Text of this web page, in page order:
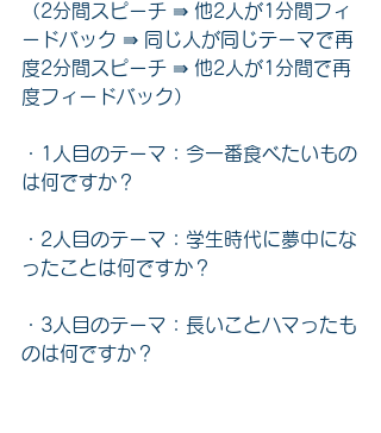
（2分間スピーチ ⇛ 他2人が1分間フィ
ードバック ⇛ 同じ人が同じテーマで再
度2分間スピーチ ⇛ 他2人が1分間で再
度フィードバック）
・1人目のテーマ：今一番食べたいもの
は何ですか？
・2人目のテーマ：学生時代に夢中にな
ったことは何ですか？
・3人目のテーマ：長いことハマったも
のは何ですか？